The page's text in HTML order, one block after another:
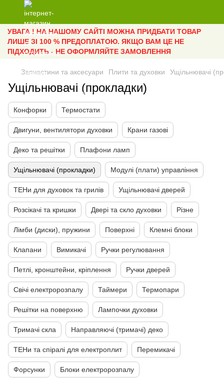
УВАГА ! НА НАШОМУ САЙТІ МОЖНА ПРИДБАТИ ТОВАР
ЛИШЕ ЗІ 100 % ПРЕДОПЛАТОЮ. ЯКЩО ВАМ ЦЕ НЕ
ПІДХОДИТЬ - НЕ ОФОРМЛЯЙТЕ ЗАМОВЛЕННЯ
Запчастини та аксесуари Плити та духовки Ущільнювачі
Ущільнювачі (прокладки)
Конфорки Термостати
Двигуни, вентилятори духовки Крани газові
Деко та решітки Плафони ламп
Ущільнювачі (прокладки) Модулі (плати) управління
ТЕНи для духовок та грилів Ущільнювачі дверей
Розсікачі та кришки Двері та скло духовки Різне
Лімби (диски), пружини Поверхні Клемні блоки
Клапани Вимикачі Ручки регулювання
Петлі, кронштейни, кріплення Ручки дверей
Свічі електророзпалу Таймери Термопари
Решітки на поверхню Лампочки духовки
Тримачі скла Направляючі (тримачі) деко
ТЕНи та спіралі для електроплит Перемикачі
Форсунки Блоки електророзпалу